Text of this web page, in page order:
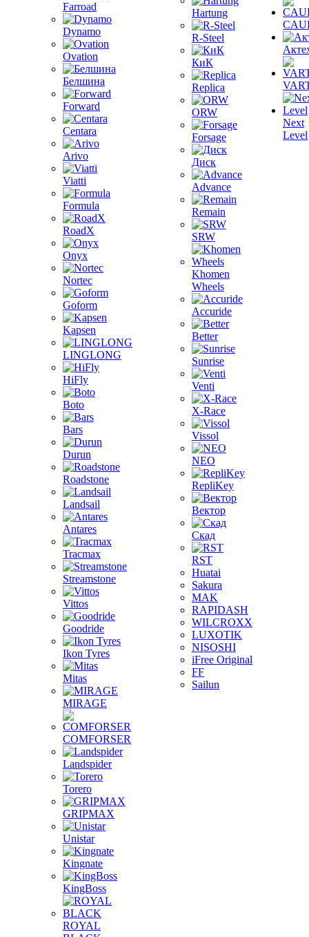
Farroad
Dynamo
Ovation
Белшина
Forward
Centara
Arivo
Viatti
Formula
RoadX
Onyx
Nortec
Goform
Kapsen
LINGLONG
HiFly
Boto
Bars
Durun
Roadstone
Landsail
Antares
Tracmax
Streamstone
Vittos
Goodride
Ikon Tyres
Mitas
MIRAGE
COMFORSER
Landspider
Torero
GRIPMAX
Unistar
Kingnate
KingBoss
ROYAL
Hartung
R-Steel
КиК
Replica
ORW
Forsage
Диск
Advance
Remain
SRW
Khomen
Wheels
Accuride
Better
Sunrise
Venti
X-Race
Vissol
NEO
RepliKey
Вектор
Скад
RST
Huatai
Sakura
MAK
RAPIDASH
WILCROXX
LUXOTIK
NISOSHI
iFree Original
FF
Sailun
Next
Level